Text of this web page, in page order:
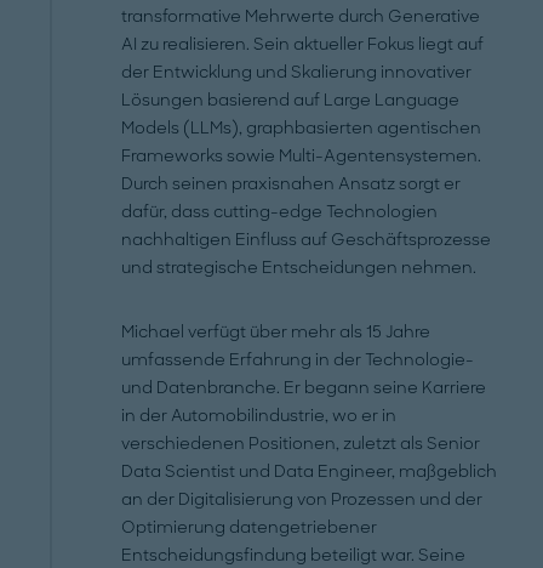
transformative Mehrwerte durch Generative
AI zu realisieren. Sein aktueller Fokus liegt auf
der Entwicklung und Skalierung innovativer
Lösungen basierend auf Large Language
Models (LLMs), graphbasierten agentischen
Frameworks sowie Multi-Agentensystemen.
Durch seinen praxisnahen Ansatz sorgt er
dafür, dass cutting-edge Technologien
nachhaltigen Einfluss auf Geschäftsprozesse
und strategische Entscheidungen nehmen.
Michael verfügt über mehr als 15 Jahre
umfassende Erfahrung in der Technologie-
und Datenbranche. Er begann seine Karriere
in der Automobilindustrie, wo er in
verschiedenen Positionen, zuletzt als Senior
Data Scientist und Data Engineer, maßgeblich
an der Digitalisierung von Prozessen und der
Optimierung datengetriebener
Entscheidungsfindung beteiligt war. Seine